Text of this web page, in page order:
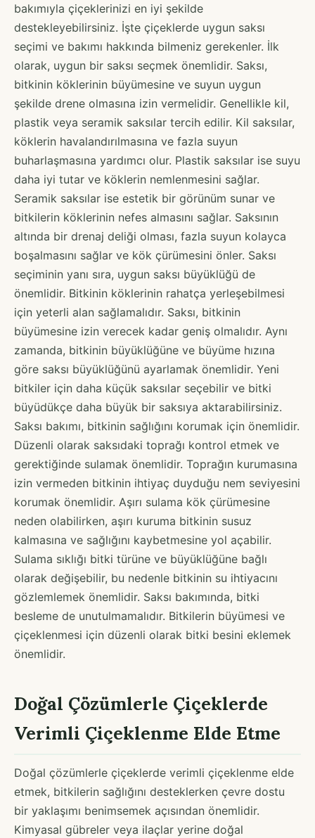
bakımıyla çiçeklerinizi en iyi şekilde
destekleyebilirsiniz. İşte çiçeklerde uygun saksı
seçimi ve bakımı hakkında bilmeniz gerekenler. İlk
olarak, uygun bir saksı seçmek önemlidir. Saksı,
bitkinin köklerinin büyümesine ve suyun uygun
şekilde drene olmasına izin vermelidir. Genellikle kil,
plastik veya seramik saksılar tercih edilir. Kil saksılar,
köklerin havalandırılmasına ve fazla suyun
buharlaşmasına yardımcı olur. Plastik saksılar ise suyu
daha iyi tutar ve köklerin nemlenmesini sağlar.
Seramik saksılar ise estetik bir görünüm sunar ve
bitkilerin köklerinin nefes almasını sağlar. Saksının
altında bir drenaj deliği olması, fazla suyun kolayca
boşalmasını sağlar ve kök çürümesini önler. Saksı
seçiminin yanı sıra, uygun saksı büyüklüğü de
önemlidir. Bitkinin köklerinin rahatça yerleşebilmesi
için yeterli alan sağlamalıdır. Saksı, bitkinin
büyümesine izin verecek kadar geniş olmalıdır. Aynı
zamanda, bitkinin büyüklüğüne ve büyüme hızına
göre saksı büyüklüğünü ayarlamak önemlidir. Yeni
bitkiler için daha küçük saksılar seçebilir ve bitki
büyüdükçe daha büyük bir saksıya aktarabilirsiniz.
Saksı bakımı, bitkinin sağlığını korumak için önemlidir.
Düzenli olarak saksıdaki toprağı kontrol etmek ve
gerektiğinde sulamak önemlidir. Toprağın kurumasına
izin vermeden bitkinin ihtiyaç duyduğu nem seviyesini
korumak önemlidir. Aşırı sulama kök çürümesine
neden olabilirken, aşırı kuruma bitkinin susuz
kalmasına ve sağlığını kaybetmesine yol açabilir.
Sulama sıklığı bitki türüne ve büyüklüğüne bağlı
olarak değişebilir, bu nedenle bitkinin su ihtiyacını
gözlemlemek önemlidir. Saksı bakımında, bitki
besleme de unutulmamalıdır. Bitkilerin büyümesi ve
çiçeklenmesi için düzenli olarak bitki besini eklemek
önemlidir.
Doğal Çözümlerle Çiçeklerde
Verimli Çiçeklenme Elde Etme
Doğal çözümlerle çiçeklerde verimli çiçeklenme elde
etmek, bitkilerin sağlığını desteklerken çevre dostu
bir yaklaşımı benimsemek açısından önemlidir.
Kimyasal gübreler veya ilaçlar yerine doğal